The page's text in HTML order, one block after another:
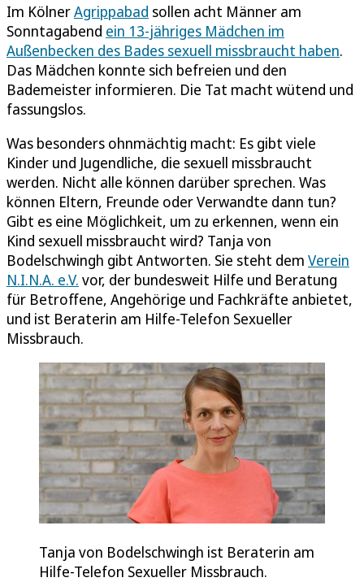
Im KölnerAgrippabad sollen acht Männer am
Sonntagabend ein 13-jähriges Mädchen im
Außenbecken des Bades sexuell missbraucht haben.
Das Mädchen konnte sich befreien und den
Bademeister informieren. Die Tat macht wütend und
fassungslos.
Was besonders ohnmächtig macht: Es gibt viele
Kinder und Jugendliche, die sexuell missbraucht
werden. Nicht alle können darüber sprechen. Was
können Eltern, Freunde oder Verwandte dann tun?
Gibt es eine Möglichkeit, um zu erkennen, wenn ein
Kind sexuell missbraucht wird? Tanja von
Bodelschwingh gibt Antworten. Sie steht dem Verein
N.I.N.A. e.V. vor, der bundesweit Hilfe und Beratung
für Betroffene, Angehörige und Fachkräfte anbietet,
und ist Beraterin am Hilfe-Telefon Sexueller
Missbrauch.
Tanja von Bodelschwingh ist Beraterin am
Hilfe-Telefon Sexueller Missbrauch.